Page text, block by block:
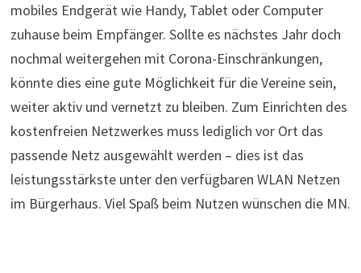
mobiles Endgerät wie Handy, Tablet oder Computer
zuhause beim Empfänger. Sollte es nächstes Jahr doch
nochmal weitergehen mit Corona-Einschränkungen,
könnte dies eine gute Möglichkeit für die Vereine sein,
weiter aktiv und vernetzt zu bleiben. Zum Einrichten des
kostenfreien Netzwerkes muss lediglich vor Ort das
passende Netz ausgewählt werden – dies ist das
leistungsstärkste unter den verfügbaren WLAN Netzen
im Bürgerhaus. Viel Spaß beim Nutzen wünschen die MN.